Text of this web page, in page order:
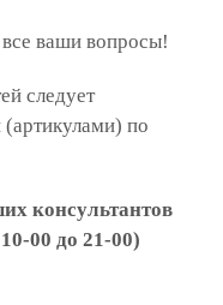
ваши вопросы!
следует
(артикулами) по
консультантов
00 до 21-00)